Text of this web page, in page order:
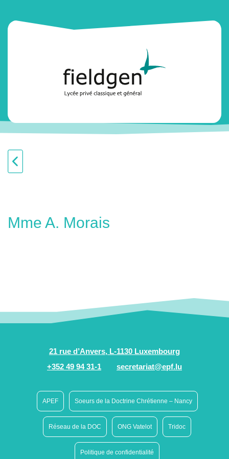
Mme A. Morais
21 rue d’Anvers, L-1130 Luxembourg
+352 49 94 31-1
secretariat@epf.lu
APEF Soeurs de la Doctrine Chrétienne – Nancy
Réseau de la DOC ONG Vatelot Tridoc
Politique de confidentialité